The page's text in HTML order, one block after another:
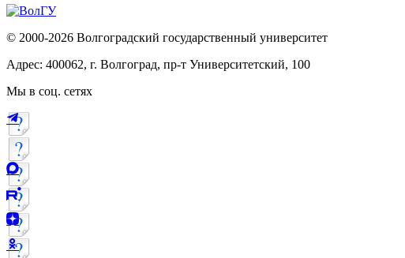
© 2000-2026 Волгоградский государственный университет
Адрес: 400062, г. Волгоград, пр-т Университетский, 100
Мы в соц. сетях